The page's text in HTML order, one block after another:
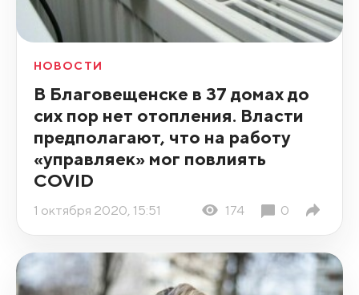
НОВОСТИ
В Благовещенске в 37 домах до
сих пор нет отопления. Власти
предполагают, что на работу
«управляек» мог повлиять
COVID
1 октября 2020, 15:51 174 0